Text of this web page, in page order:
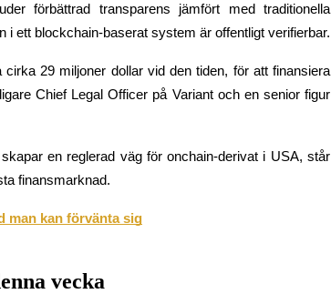
förbättrad transparens jämfört med traditionella
ett blockchain-baserat system är offentligt verifierbar.
29 miljoner dollar vid den tiden, för att finansiera
Chief Legal Officer på Variant och en senior figur
en reglerad väg för onchain-derivat i USA, står
finansmarknad.
man kan förvänta sig
vecka